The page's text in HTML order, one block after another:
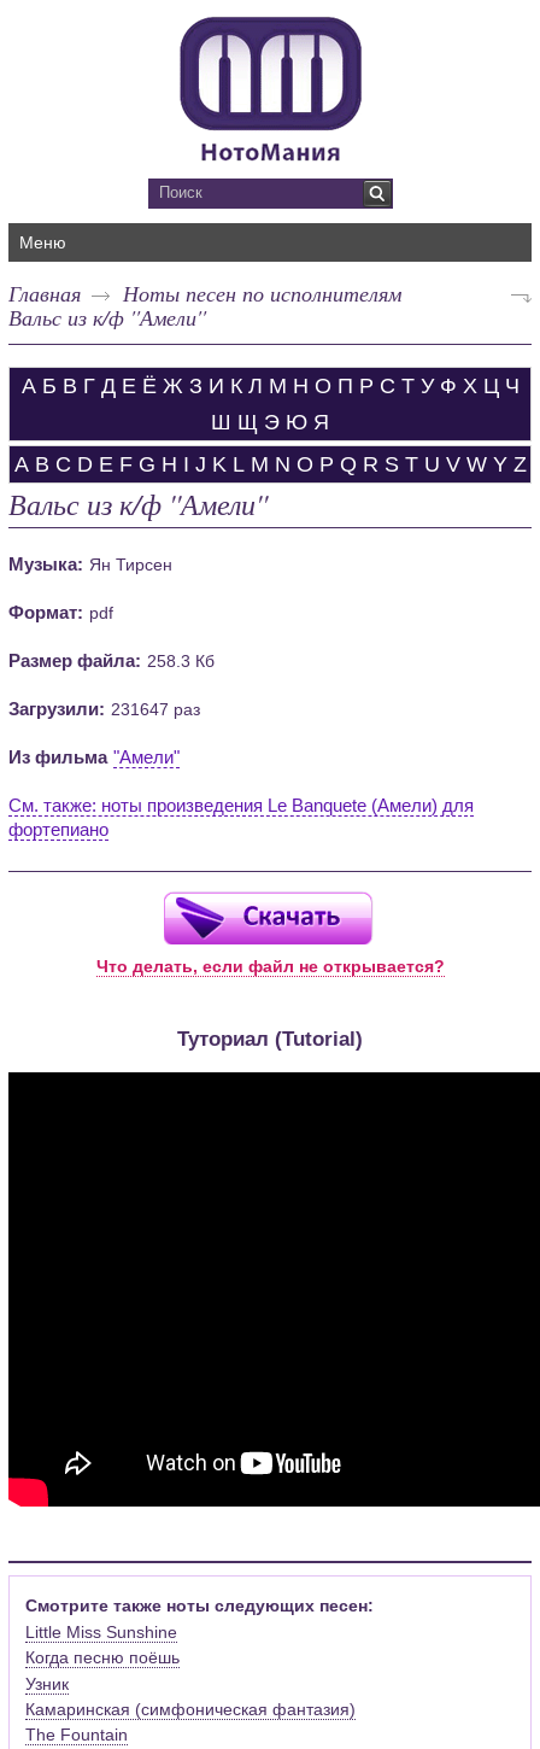
Меню
Главная
Ноты песен по исполнителям
Вальс из к/ф ''Амели''
А Б В Г Д Е Ё Ж З И К Л М Н О П Р С Т У Ф Х Ц Ч
Ш Щ Э Ю Я
A B C D E F G H I J K L M N O P Q R S T U V W Y Z
Вальс из к/ф ''Амели''
Музыка: Ян Тирсен
Формат: pdf
Размер файла: 258.3 Кб
Загрузили: 231647 раз
Из фильма "Амели"
См. также: ноты произведения Le Banquete (Амели) для
фортепиано
Что делать, если файл не открывается?
Туториал (Tutorial)
Смотрите также ноты следующих песен:
Little Miss Sunshine
Когда песню поёшь
Узник
Камаринская (симфоническая фантазия)
The Fountain